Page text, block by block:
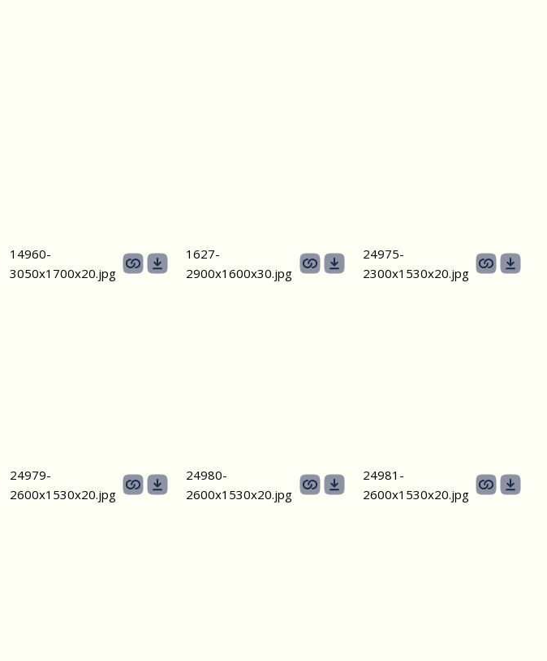
14960-
3050х1700х20.jpg
1627-
2900х1600х30.jpg
24975-
2300х1530x20.jpg
24979-
2600х1530x20.jpg
24980-
2600х1530x20.jpg
24981-
2600х1530x20.jpg